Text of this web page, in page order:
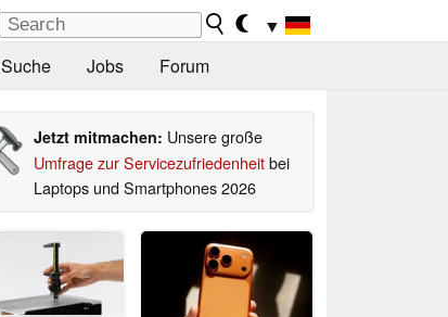
▼
Suche Jobs Forum
Jetzt mitmachen: Unsere große
Umfrage zur Servicezufriedenheitbei
Laptops und Smartphones 2026